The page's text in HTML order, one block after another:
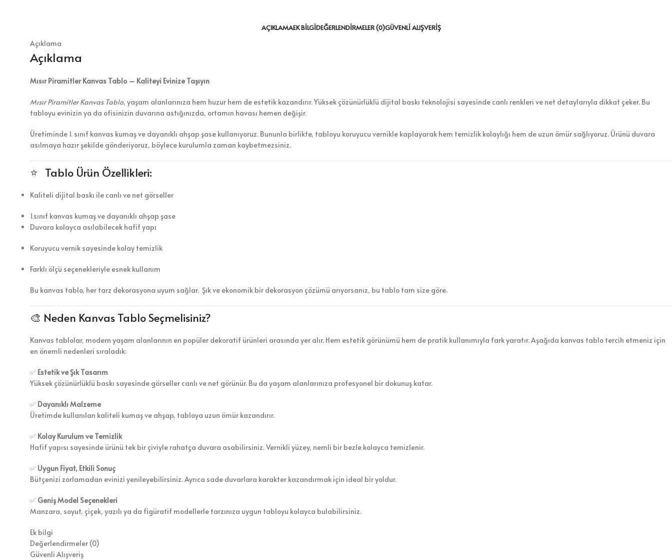
AÇIKLAMAEK BILGIDEĞERLENDIRMELER (0)GÜVENLI ALIŞVERIŞ
Açıklama
Açıklama
Mısır Piramitler Kanvas Tablo – Kaliteyi Evinize Taşıyın
Mısır Piramitler Kanvas Tablo, yaşam alanlarınıza hem huzur hem de estetik kazandırır. Yüksek çözünürlüklü dijital baskı teknolojisi sayesinde canlı renkleri ve net detaylarıyla dikkat çeker. Bu
tabloyu evinizin ya da ofisinizin duvarına astığınızda, ortamın havası hemen değişir.
Üretiminde 1. sınıf kanvas kumaş ve dayanıklı ahşap şase kullanıyoruz. Bununla birlikte, tabloyu koruyucu vernikle kaplayarak hem temizlik kolaylığı hem de uzun ömür sağlıyoruz. Ürünü duvara
asılmaya hazır şekilde gönderiyoruz, böylece kurulumla zaman kaybetmezsiniz.
⭐ Tablo Ürün Özellikleri:
Kaliteli dijital baskı ile canlı ve net görseller
1.sınıf kanvas kumaş ve dayanıklı ahşap şase
Duvara kolayca asılabilecek hafif yapı
Koruyucu vernik sayesinde kolay temizlik
Farklı ölçü seçenekleriyle esnek kullanım
Bu kanvas tablo, her tarz dekorasyona uyum sağlar. Şık ve ekonomik bir dekorasyon çözümü arıyorsanız, bu tablo tam size göre.
🎨 Neden Kanvas Tablo Seçmelisiniz?
Kanvas tablolar, modern yaşam alanlarının en popüler dekoratif ürünleri arasında yer alır. Hem estetik görünümü hem de pratik kullanımıyla fark yaratır. Aşağıda kanvas tablo tercih etmeniz için
en önemli nedenleri sıraladık:
✅ Estetik ve Şık Tasarım
Yüksek çözünürlüklü baskı sayesinde görseller canlı ve net görünür. Bu da yaşam alanlarınıza profesyonel bir dokunuş katar.
✅ Dayanıklı Malzeme
Üretimde kullanılan kaliteli kumaş ve ahşap, tabloya uzun ömür kazandırır.
✅ Kolay Kurulum ve Temizlik
Hafif yapısı sayesinde ürünü tek bir çiviyle rahatça duvara asabilirsiniz. Vernikli yüzey, nemli bir bezle kolayca temizlenir.
✅ Uygun Fiyat, Etkili Sonuç
Bütçenizi zorlamadan evinizi yenileyebilirsiniz. Ayrıca sade duvarlara karakter kazandırmak için ideal bir yoldur.
✅ Geniş Model Seçenekleri
Manzara, soyut, çiçek, yazılı ya da figüratif modellerle tarzınıza uygun tabloyu kolayca bulabilirsiniz.
Ek bilgi
Değerlendirmeler (0)
Güvenli Alışveriş